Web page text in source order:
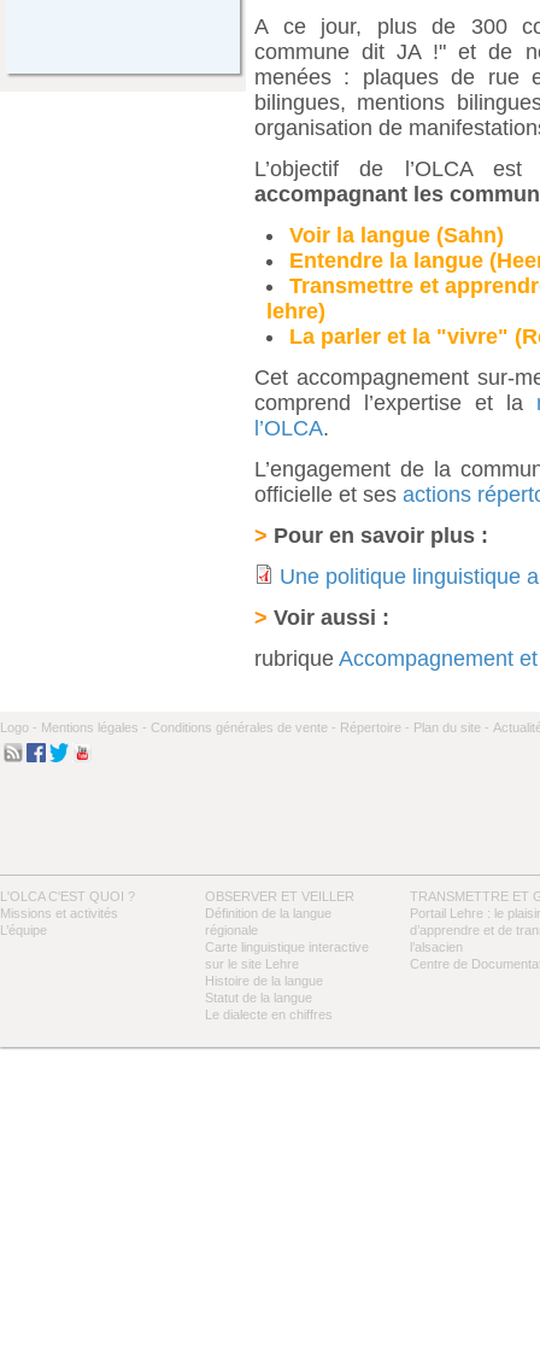
A ce jour, plus de 300
commune dit JA !" et de
menées : plaques de rue
bilingues, mentions
organisation de
L’objectif de l’OLCA
accompagnant les
Voir la langue (Sahn)
Entendre la langue
Transmettre et
lehre)
La parler et la "vivre"
Cet accompagnement sur-
comprend l’expertise et la
l’OLCA.
L’engagement de la
officielle et ses actions
> Pour en savoir plus :
Une politique linguistique
> Voir aussi :
rubrique Accompagnement
Logo - Mentions légales - Conditions générales de vente - Répertoire - Plan du site -
L'OLCA C'EST QUOI ?
Missions et activités
L’équipe
OBSERVER ET VEILLER
Définition de la langue
régionale
Carte linguistique interactive
sur le site Lehre
Histoire de la langue
Statut de la langue
Le dialecte en chiffres
TRANSMETTRE ET
Portail Lehre : le plaisir
d’apprendre et de
l’alsacien
Centre de